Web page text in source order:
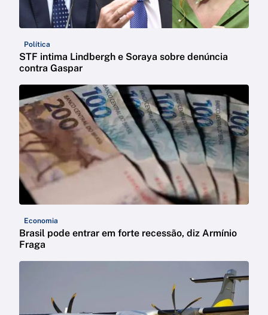
Política
STF intima Lindbergh e Soraya sobre denúncia
contra Gaspar
Economia
Brasil pode entrar em forte recessão, diz Armínio
Fraga